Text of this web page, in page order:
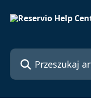
Przeszukaj artykuły...